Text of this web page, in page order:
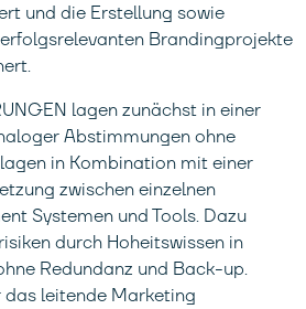
und die Erstellung sowie
Brandingprojekte
lagen zunächst in einer
Abstimmungen ohne
in Kombination mit einer
zwischen einzelnen
Systemen und Tools. Dazu
durch Hoheitswissen in
Redundanz und Back-up.
leitende Marketing